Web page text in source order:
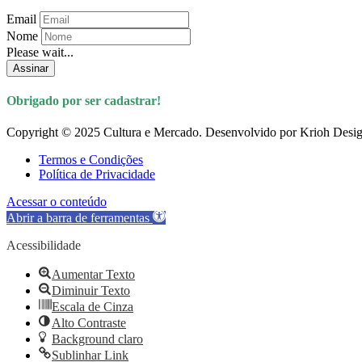
Email
Nome
Please wait...
Assinar
Obrigado por ser cadastrar!
Copyright © 2025 Cultura e Mercado. Desenvolvido por Krioh
Termos e Condições
Política de Privacidade
Acessar o conteúdo
Abrir a barra de ferramentas
Acessibilidade
Aumentar Texto
Diminuir Texto
Escala de Cinza
Alto Contraste
Background claro
Sublinhar Link